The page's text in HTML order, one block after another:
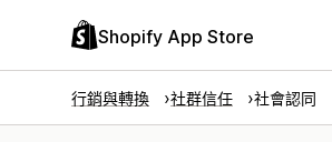
Shopify App Store
行銷與轉換 社群信任 社會認同